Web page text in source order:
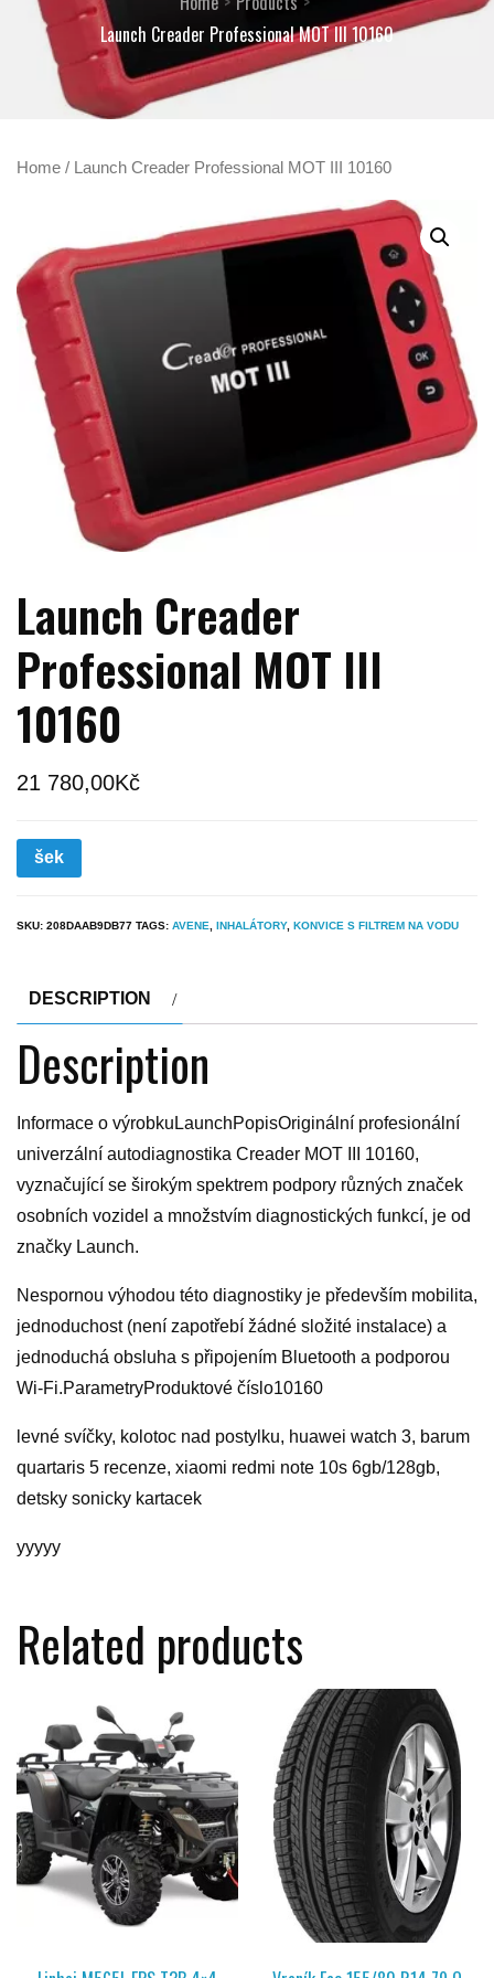
Launch Creader Professional MOT III 10160
Home / Launch Creader Professional MOT III 10160
Launch Creader
Professional MOT III
10160
21 780,00Kč
šek
SKU: 208DAAB9DB77 TAGS: AVENE, INHALÁTORY, KONVICE S FILTREM NA VODU
DESCRIPTION
Description
Informace o výrobkuLaunchPopisOriginální profesionální
univerzální autodiagnostika Creader MOT III 10160,
vyznačující se širokým spektrem podpory různých značek
osobních vozidel a množstvím diagnostických funkcí, je od
značky Launch.
Nespornou výhodou této diagnostiky je především mobilita,
jednoduchost (není zapotřebí žádné složité instalace) a
jednoduchá obsluha s připojením Bluetooth a podporou
Wi-Fi.ParametryProduktové číslo10160
levné svíčky, kolotoc nad postylku, huawei watch 3, barum
quartaris 5 recenze, xiaomi redmi note 10s 6gb/128gb,
detsky sonicky kartacek
yyyyy
Related products